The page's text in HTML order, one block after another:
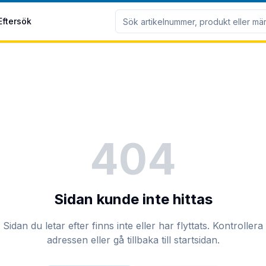
404
Sidan kunde inte hittas
Sidan du letar efter finns inte eller har flyttats. Kontrollera
adressen eller gå tillbaka till startsidan.